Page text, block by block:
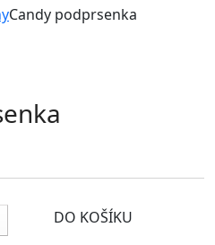
Candy podprsenka
DO KOŠÍKU